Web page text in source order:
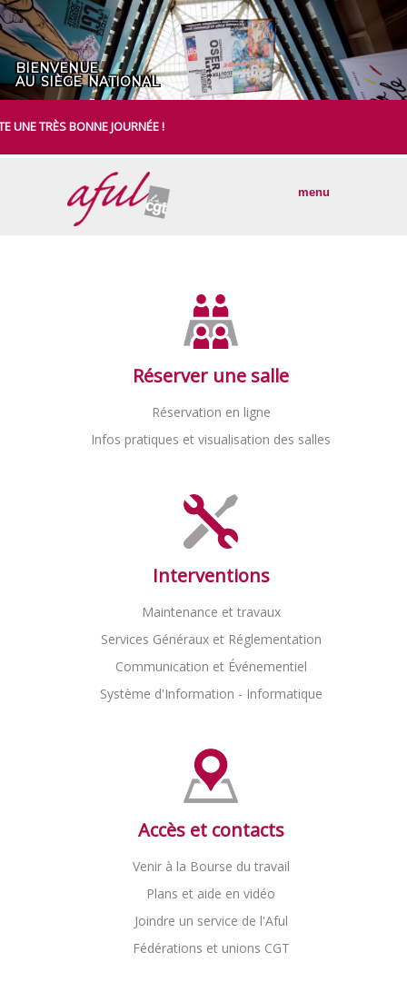
BIENVENUE
AU SIÈGE NATIONAL
BONNE JOURNÉE !
menu
Réserver une salle
Réservation en ligne
Infos pratiques et visualisation des salles
Interventions
Maintenance et travaux
Services Généraux et Réglementation
Communication et Événementiel
Système d'Information - Informatique
Accès et contacts
Venir à la Bourse du travail
Plans et aide en vidéo
Joindre un service de l'Aful
Fédérations et unions CGT